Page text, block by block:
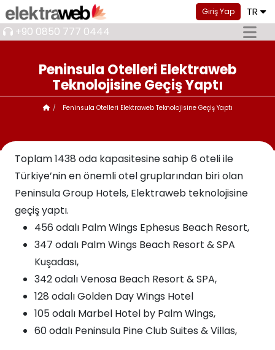
Giriş Yap TR
+90 0850 777 0444
Peninsula Otelleri Elektraweb
Teknolojisine Geçiş Yaptı
Peninsula Otelleri Elektraweb Teknolojisine Geçiş Yaptı
Toplam 1438 oda kapasitesine sahip 6 oteli ile
Türkiye’nin en önemli otel gruplarından biri olan
Peninsula Group Hotels, Elektraweb teknolojisine
geçiş yaptı.
456 odalı Palm Wings Ephesus Beach Resort,
347 odalı Palm Wings Beach Resort & SPA
Kuşadası,
342 odalı Venosa Beach Resort & SPA,
128 odalı Golden Day Wings Hotel
105 odalı Marbel Hotel by Palm Wings,
60 odalı Peninsula Pine Club Suites & Villas,